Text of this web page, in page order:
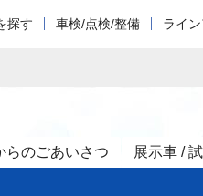
探す 車検/点検/整備 ライ
らのごあいさつ 展示車 /